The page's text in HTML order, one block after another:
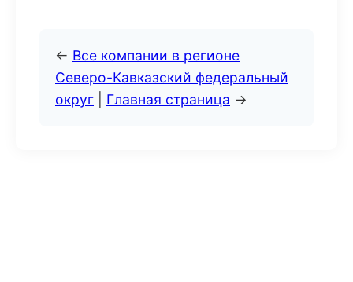
← Все компании в регионе
Северо-Кавказский федеральный
округ
Главная страница →